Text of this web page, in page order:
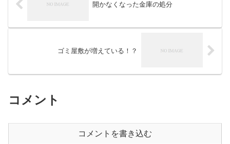
開かなくなった金庫の処分
ゴミ屋敷が増えている！？
コメント
コメントを書き込む